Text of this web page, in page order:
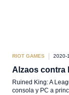
RIOT GAMES 2020-
Alzaos contra
Ruined King: A
consola y PC a